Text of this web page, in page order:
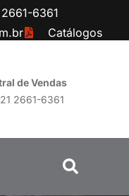
6361
Catálogos
de Vendas
2661-6361